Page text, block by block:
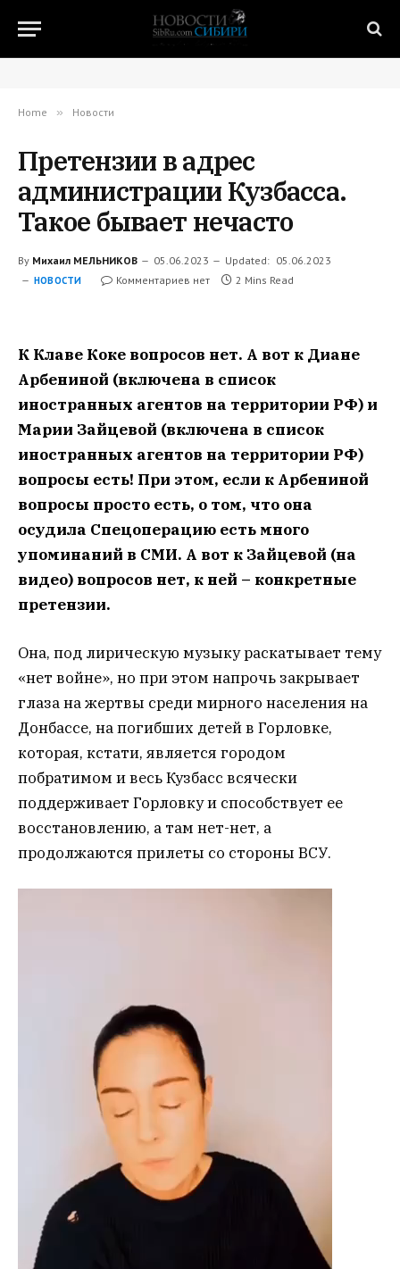
Home » Новости
Претензии в адрес
администрации Кузбасса.
Такое бывает нечасто
By Михаил МЕЛЬНИКОВ 05.06.2023 Updated: 05.06.2023
НОВОСТИ Комментариев нет 2 Mins Read
К Клаве Коке вопросов нет. А вот к Диане
Арбениной (включена в список
иностранных агентов на территории РФ) и
Марии Зайцевой (включена в список
иностранных агентов на территории РФ)
вопросы есть! При этом, если к Арбениной
вопросы просто есть, о том, что она
осудила Спецоперацию есть много
упоминаний в СМИ. А вот к Зайцевой (на
видео) вопросов нет, к ней – конкретные
претензии.
Она, под лирическую музыку раскатывает тему
«нет войне», но при этом напрочь закрывает
глаза на жертвы среди мирного населения на
Донбассе, на погибших детей в Горловке,
которая, кстати, является городом
побратимом и весь Кузбасс всячески
поддерживает Горловку и способствует ее
восстановлению, а там нет-нет, а
продолжаются прилеты со стороны ВСУ.